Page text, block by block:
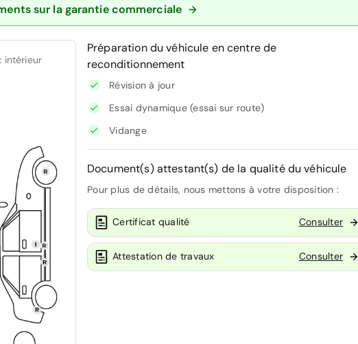
sur la garantie commerciale
intérieur
Préparation du véhicule en centre de
reconditionnement
Révision à jour
Essai dynamique (essai sur route)
Vidange
Document(s) attestant(s) de la qualité du véhicule
Pour plus de détails, nous mettons à votre disposition :
Certificat qualité Consulter
Attestation de travaux Consulter